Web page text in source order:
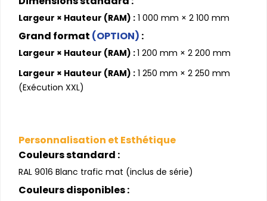
Largeur × Hauteur (RAM) : 1 000 mm × 2 100 mm
Grand format (OPTION) :
Largeur × Hauteur (RAM) :1 200 mm × 2 200 mm
Largeur × Hauteur (RAM) : 1 250 mm × 2 250 mm
(Exécution XXL)
Personnalisation et Esthétique
Couleurs standard :
RAL 9016 Blanc trafic mat (inclus de série)
Couleurs disponibles :